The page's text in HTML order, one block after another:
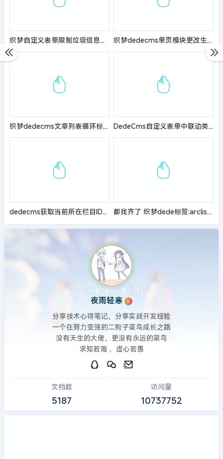
织梦自定义表单限制垃圾信息同一IP24小时只能发布一次 织梦dedecms单页模块更改生成目录和链接的方法
织梦dedecms文章列表循环标签增加notypeid属性对指定栏目过滤 DedeCms自定义表单中联动类型不可用的解决方法
dedecms获取当前所在栏目ID的方法 都找齐了 织梦dede标签:arclist标签使用大全
夜雨轻寒 V
分享技术心得笔记，分享实战开发经验
一个在努力变强的二狗子菜鸟成长之路
没有天生的大佬，更没有永远的菜鸟
求知若渴 ，虚心若愚
文档数
5187
访问量
10737752